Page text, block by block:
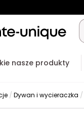
nasze produkty
Dywan i wycieraczka